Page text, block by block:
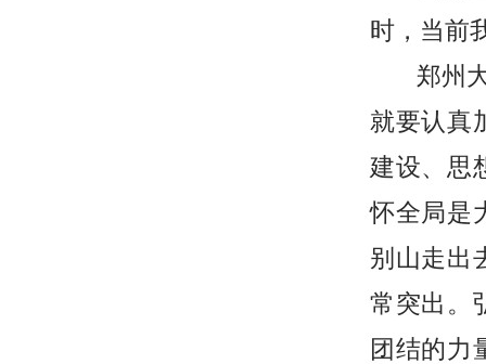
时，当前
郑州
就要认真
建设、思
怀全局是
别山走出
常突出。
团结的力